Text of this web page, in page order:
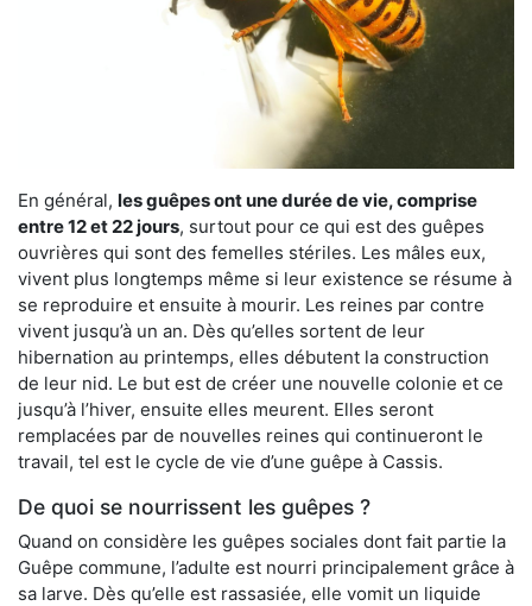
En général, les guêpes ont une durée de vie, comprise
entre 12 et 22 jours, surtout pour ce qui est des guêpes
ouvrières qui sont des femelles stériles. Les mâles eux,
vivent plus longtemps même si leur existence se résume à
se reproduire et ensuite à mourir. Les reines par contre
vivent jusqu’à un an. Dès qu’elles sortent de leur
hibernation au printemps, elles débutent la construction
de leur nid. Le but est de créer une nouvelle colonie et ce
jusqu’à l’hiver, ensuite elles meurent. Elles seront
remplacées par de nouvelles reines qui continueront le
travail, tel est le cycle de vie d’une guêpe à Cassis.
De quoi se nourrissent les guêpes ?
Quand on considère les guêpes sociales dont fait partie la
Guêpe commune, l’adulte est nourri principalement grâce à
sa larve. Dès qu’elle est rassasiée, elle vomit un liquide